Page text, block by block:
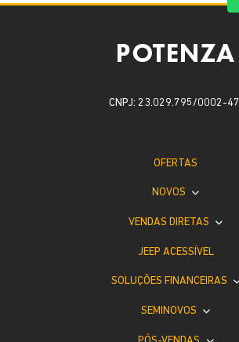
CNPJ: 23.029.795/0002-47
OFERTAS
NOVOS
VENDAS DIRETAS
JEEP ACESSÍVEL
SOLUÇÕES FINANCEIRAS
SEMINOVOS